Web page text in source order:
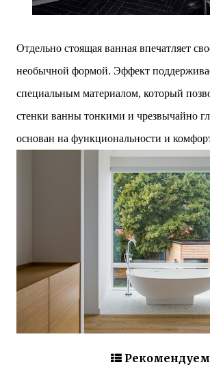
Отдельно стоящая ванная впечатляет
необычной формой. Эффект
специальным материалом, который
стенки ванны тонкими и чрезвычайно
основан на функциональности и
Рекомендуем